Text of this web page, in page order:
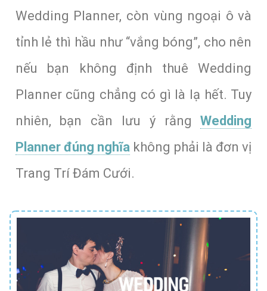
Wedding Planner, còn vùng ngoại ô và
tỉnh lẻ thì hầu như “vắng bóng”, cho nên
nếu bạn không định thuê Wedding
Planner cũng chẳng có gì là lạ hết. Tuy
nhiên, bạn cần lưu ý rằngWedding
Planner đúng nghĩa không phải là đơn vị
Trang Trí Đám Cưới.